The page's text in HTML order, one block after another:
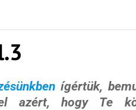
ígértük,
azért, hogy Te